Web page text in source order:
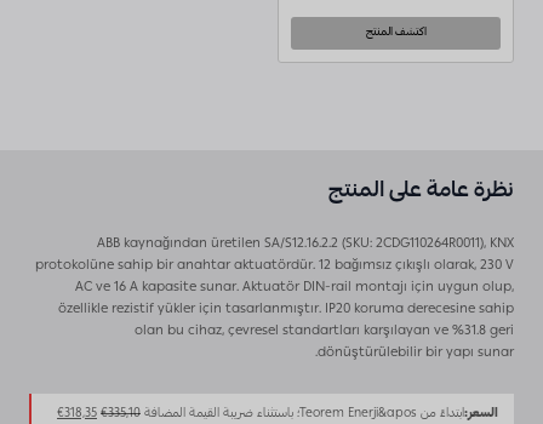
اكتشف المنتج
نظرة عامة على المنتج
ABB kaynağından üretilen SA/S12.16.2.2 (SKU: 2CDG110264R0011), KNX
protokolüne sahip bir anahtar aktuatördür. 12 bağımsız çıkışlı olarak, 230 V
AC ve 16 A kapasite sunar. Aktuatör DIN-rail montajı için uygun olup,
özellikle rezistif yükler için tasarlanmıştır. IP20 koruma derecesine sahip
olan bu cihaz, çevresel standartları karşılayan ve %31.8 geri
dönüştürülebilir bir yapı sunar.
السعر:ابتداءً من Teorem Enerji&apos؛ باستثناء ضريبة القيمة المضافة €335,10 السعر €318,35 السعر